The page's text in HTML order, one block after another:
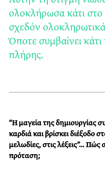
ολοκλήρωσα κάτι στο
σχεδόν
Όποτε συμβαίνει κάτι
πλήρης.
“Η μαγεία της δημιουργίας
καρδιά και βρίσκει διέξοδο
μελωδίες, στις λέξεις”…
πρόταση;